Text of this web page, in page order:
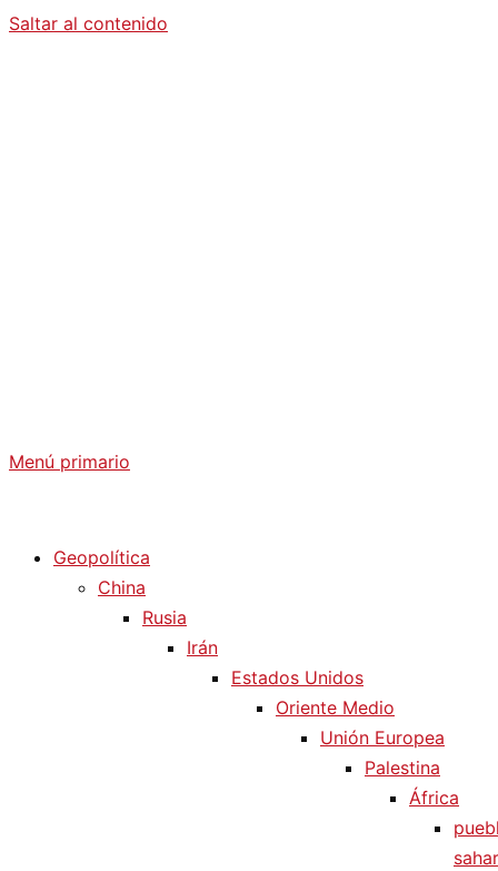
Saltar al contenido
Menú primario
Geopolítica
China
Rusia
Irán
Estados Unidos
Oriente Medio
Unión Europea
Palestina
África